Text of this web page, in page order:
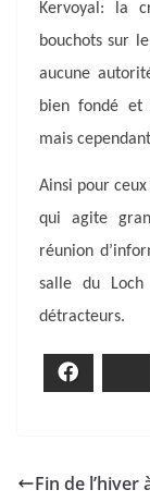
Kervoyal: la
bouchots sur
aucune
bien fondé et
mais
Ainsi pour
qui agite
réunion
salle du
détracteurs.
Fin de l’hiver